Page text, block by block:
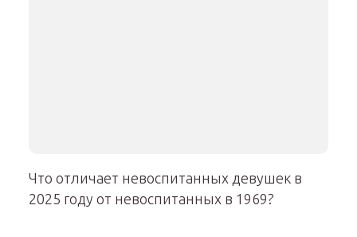
Что отличает невоспитанных девушек в
2025 году от невоспитанных в 1969?